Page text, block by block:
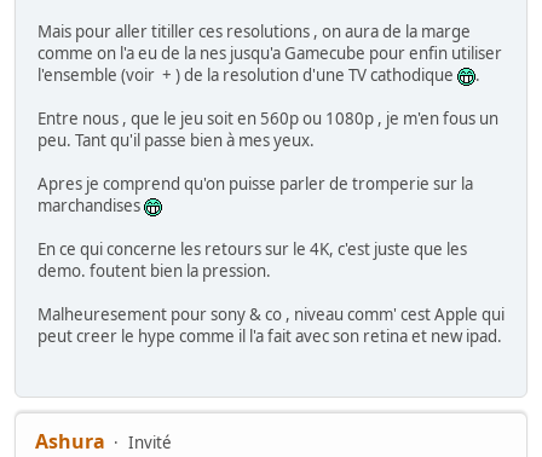
Mais pour aller titiller ces resolutions , on aura de la marge
comme on l'a eu de la nes jusqu'a Gamecube pour enfin utiliser
l'ensemble (voir + ) de la resolution d'une TV cathodique
.
Entre nous , que le jeu soit en 560p ou 1080p , je m'en fous un
peu. Tant qu'il passe bien à mes yeux.
Apres je comprend qu'on puisse parler de tromperie sur la
marchandises
En ce qui concerne les retours sur le 4K, c'est juste que les
demo. foutent bien la pression.
Malheuresement pour sony & co , niveau comm' cest Apple qui
peut creer le hype comme il l'a fait avec son retina et new ipad.
Ashura
Invité